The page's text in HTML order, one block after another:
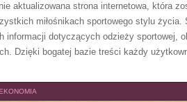
aktualizowana strona internetowa, która
miłośnikach sportowego stylu życia.
informacji dotyczących odzieży sportowej,
Dzięki bogatej bazie treści każdy